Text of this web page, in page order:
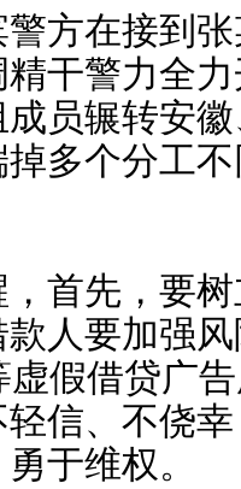
在接到张
干警力全
员辗转安
多个分工
先，要树
人要加强
假借贷广
信、不侥
于维权。